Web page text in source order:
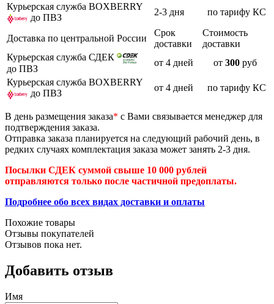
Курьерская служба BOXBERRY
до ПВЗ
2-3 дня по тарифу КС
Доставка по центральной России
Срок
доставки
Стоимость
доставки
Курьерская служба СДЕК
до ПВЗ
от 4 дней от 300руб
Курьерская служба BOXBERRY
до ПВЗ
от 4 дней по тарифу КС
В день размещения заказа* с Вами связывается менеджер для
подтверждения заказа.
Отправка заказа планируется на следующий рабочий день, в
редких случаях комплектация заказа может занять 2-3 дня.
Посылки СДЕК суммой свыше 10 000 рублей
отправляются только после частичной предоплаты.
Подробнее обо всех видах доставки и оплаты
Похожие товары
Отзывы покупателей
Отзывов пока нет.
Добавить отзыв
Имя